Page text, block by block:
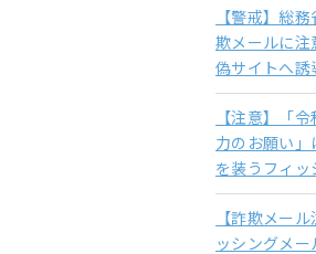
【警戒】総
欺メールに注
偽サイトへ誘
【注意】「
力のお願い
を装うフィッ
【詐欺メー
ッシングメ